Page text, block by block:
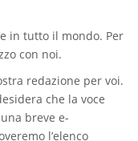
in tutto il mondo. Per
con noi.
redazione per voi.
che la voce
breve e-
l’elenco